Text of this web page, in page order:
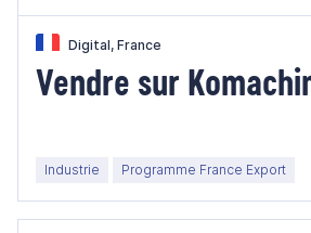
Digital, France
Vendre sur
Industrie Programme France Export